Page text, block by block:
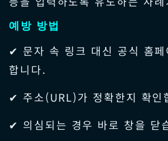
예방 방법
✔ 문자 속 링크 대신 공식 홈페
합니다.
✔ 주소(URL)가 정확한지 확인
✔ 의심되는 경우 바로 창을 닫